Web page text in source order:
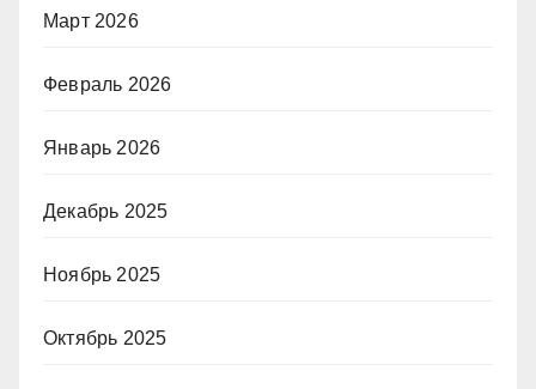
Март 2026
Февраль 2026
Январь 2026
Декабрь 2025
Ноябрь 2025
Октябрь 2025